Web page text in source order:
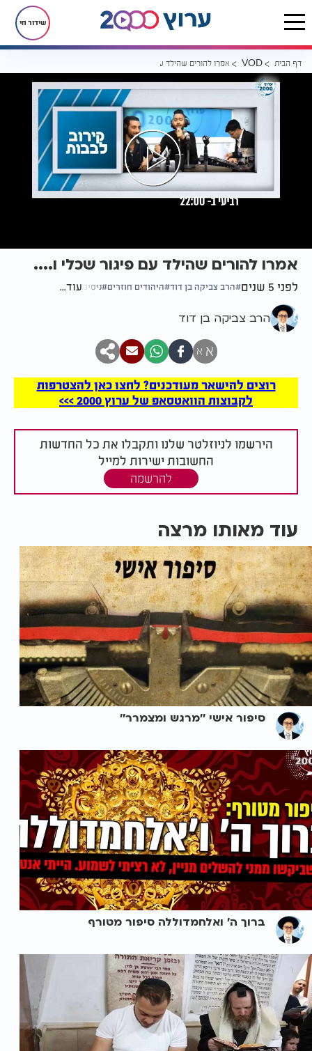
שידור חי
דף הבית VOD אמרו להורים שהילד עם פיגור שכלי ו....
אמרו להורים שהילד עם פיגור שכלי ו....
לפני 5 שנים הרב צביקה בן דוד היהודים חוזרים ניסים עוד...
הרב צביקה בן דוד
א א
רוצים להישאר מעודכנים? לחצו כאן להצטרפות
לקבוצות הוואטסאפ של ערוץ 2000 >>>
הירשמו לניוזלטר שלנו ותקבלו את כל החדשות
החשובות ישירות למייל
להרשמה
עוד מאותו מרצה
סיפור אישי ''מרגש ומצמרר''
ברוך ה' ואלחמדוללה סיפור מטורף